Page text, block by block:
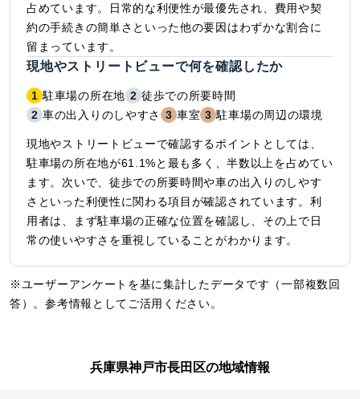
占めています。日常的な利便性が最優先され、費用や契
約の手続きの簡単さといった他の要因はわずかな割合に
留まっています。
現地やストリートビューで何を確認したか
1 駐車場の所在地 2 徒歩での所要時間
2 車の出入りのしやすさ 3 車室 3 駐車場の周辺の環境
現地やストリートビューで確認するポイントとしては、
駐車場の所在地が61.1%と最も多く、半数以上を占めてい
ます。次いで、徒歩での所要時間や車の出入りのしやす
さといった利便性に関わる項目が確認されています。利
用者は、まず駐車場の正確な位置を確認し、その上で日
常の使いやすさを重視していることがわかります。
※ユーザーアンケートを基に集計したデータです（一部複数回
答）。参考情報としてご活用ください。
兵庫県神戸市長田区の地域情報